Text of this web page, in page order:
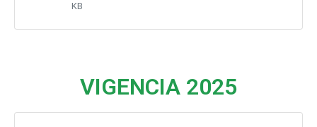
KB
VIGENCIA 2025